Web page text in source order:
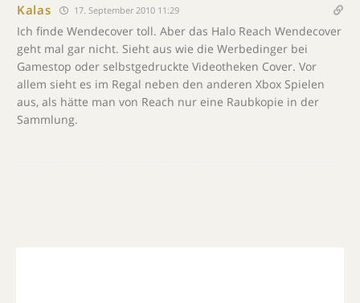
Kalas 17. September 2010 11:29
Ich finde Wendecover toll. Aber das Halo Reach Wendecover
geht mal gar nicht. Sieht aus wie die Werbedinger bei
Gamestop oder selbstgedruckte Videotheken Cover. Vor
allem sieht es im Regal neben den anderen Xbox Spielen
aus, als hätte man von Reach nur eine Raubkopie in der
Sammlung.